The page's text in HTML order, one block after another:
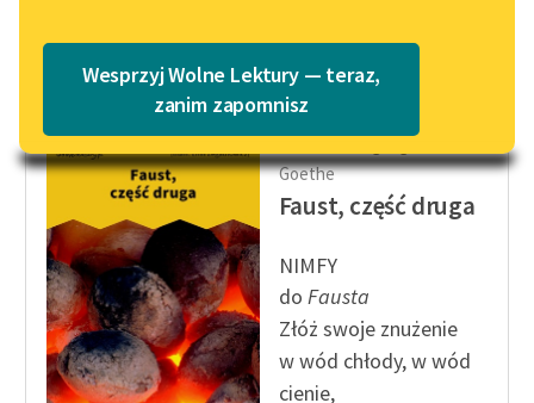
Lektury szkolne i klasyka
literatury do słuchania dla
uczennic i uczniów z
niepełnosprawnościami
E-kolekcja lektur
szkolnych i literatury do
słuchania dla uczennic i
uczniów z
niepełnosprawnościami
Feministyczne inspiracje.
Katalog w formacie PDF
Wesprzyj Wolne Lektury — teraz,
zanim zapomnisz
Czytaj więcej
Goethe
Faust, część druga
NIMFY
do Fausta
Złóż swoje znużenie
w wód chłody, w wód
cienie,